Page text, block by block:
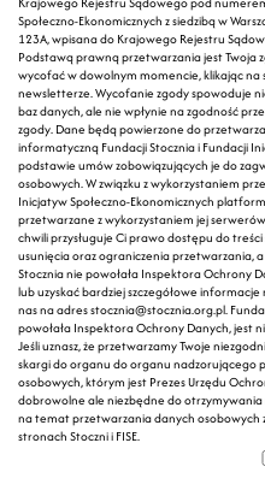
Społeczno-Ekonomicznych z siedzibą w
123A, wpisana do Krajowego Rejestru
Podstawą prawną przetwarzania jest Twoja
wycofać w dowolnym momencie, klikając na
newsletterze. Wycofanie zgody spowoduje
baz danych, ale nie wpłynie na zgodność
zgody. Dane będą powierzone do
informatyczną Fundacji Stocznia i Fundacji
podstawie umów zobowiązujących je do
osobowych. W związku z wykorzystaniem
Inicjatyw Społeczno-Ekonomicznych platformy
przetwarzane z wykorzystaniem jej
chwili przysługuje Ci prawo dostępu do
usunięcia oraz ograniczenia przetwarzania,
Stocznia nie powołała Inspektora Ochrony
lub uzyskać bardziej szczegółowe
nas na adres stocznia@stocznia.org.pl. Fundacja Inicjatyw Społeczno-Ekonomicznych
powołała Inspektora Ochrony Danych, jest nim Krzysztof Alcer
Jeśli uznasz, że przetwarzamy Twoje
skargi do organu do organu nadzorującego
osobowych, którym jest Prezes Urzędu
dobrowolne ale niezbędne do
na temat przetwarzania danych osobowych
stronach Stoczni i FISE.